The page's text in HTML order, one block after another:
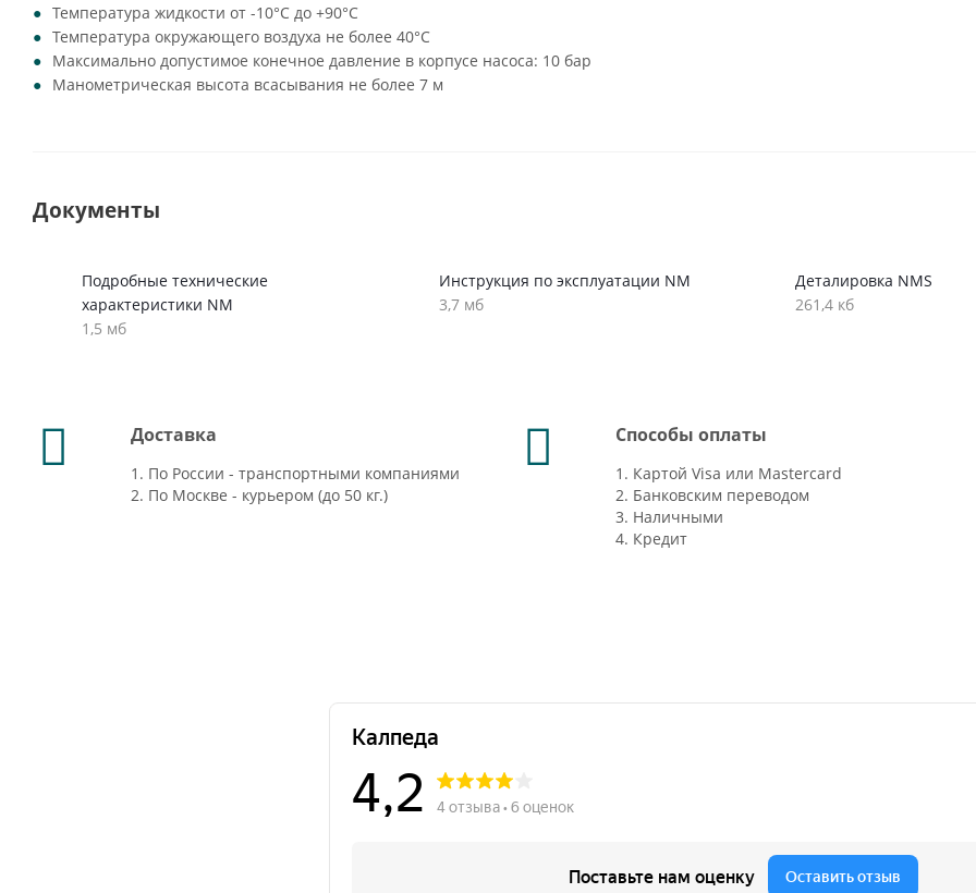
Температура жидкости от -10°C до +90°C
Температура окружающего воздуха не более 40°C
Максимально допустимое конечное давление в корпусе насоса: 10 бар
Манометрическая высота всасывания не более 7 м
Документы
Подробные технические
характеристики NM
1,5 мб
Инструкция по эксплуатации NM
3,7 мб
Деталировка NMS
261,4 кб
Доставка
1. По России - транспортными компаниями
2. По Москве - курьером (до 50 кг.)
Способы оплаты
1. Картой Visa или Mastercard
2. Банковским переводом
3. Наличными
4. Кредит